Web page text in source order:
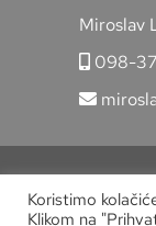
Miroslav
098-
Koristimo
Klikom na